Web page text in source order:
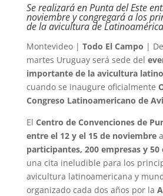
Se realizará en Punta del Este
noviembre y congregará a los
de la avicultura de
Montevideo | Todo El Campo |
martes Uruguay será sede del
importante de la avicultura
cuando se inaugure oficialmente
Congreso Latinoamericano de
El Centro de Convenciones de
entre el 12 y el 15 de noviembrea
participantes, 200 empresas y
una cita ineludible para los
avicultura latinoamericana y
organizado cada dos años por la